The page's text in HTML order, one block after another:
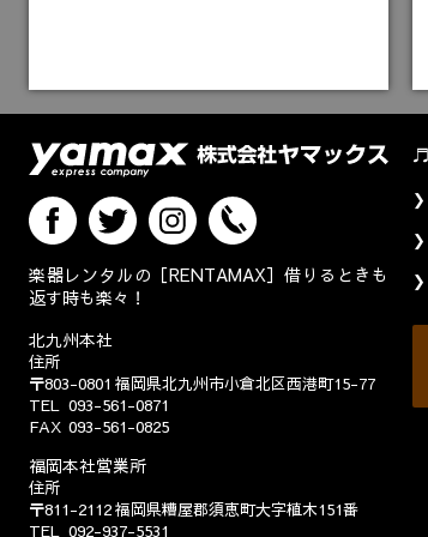
楽器レンタルの［RENTAMAX］借りるときも
返す時も楽々！
北九州本社
住所
〒803-0801 福岡県北九州市小倉北区西港町15-77
TEL 093-561-0871
FAX 093-561-0825
福岡本社営業所
住所
〒811-2112福岡県糟屋郡須恵町大字植木151番
TEL 092-937-5531